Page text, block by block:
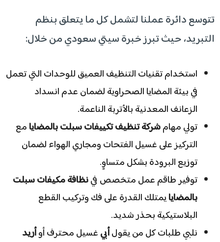
​تتوسع دائرة عملنا لتشمل كل ما يتعلق بنظم
التبريد، حيث تبرز خبرة سيتي سعودي من خلال:
​استخدام تقنيات التنظيف العميق للوحدات التي تعمل
في بيئة المضايا الصحراوية لضمان عدم انسداد
الزعانف المعدنية بالأتربة الناعمة.
​تولي مهامشركة تنظيف تكييفات سبلت بالمضايامع
التركيز على غسيل الفتحات ومجاري الهواء لضمان
توزيع البرودة بشكل متساوٍ.
​توفير طاقم عمل متخصص فينظافة مكيفات سبلت
بالمضايايمتلك القدرة على فك وتركيب القطع
البلاستيكية بحذر شديد.
​نلبي طلبات كل من يقولأبيغسيل محترف أوأريد